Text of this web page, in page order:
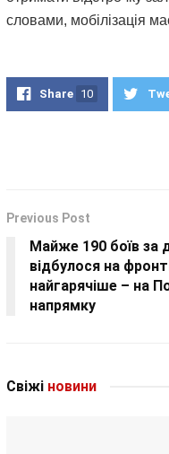
словами, мобілізація
Share 10
Previous Post
Майже 190 боїв за
відбулося на
найгарячіше – на
напрямку
Свіжі новини